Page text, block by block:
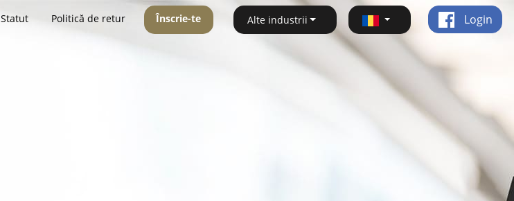
Statut Politică de retur Înscrie-te Alte industrii Login